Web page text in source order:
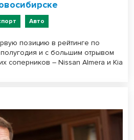
Авто
позицию в рейтинге по
и с большим отрывом
соперников – Nissan Almera и Kia